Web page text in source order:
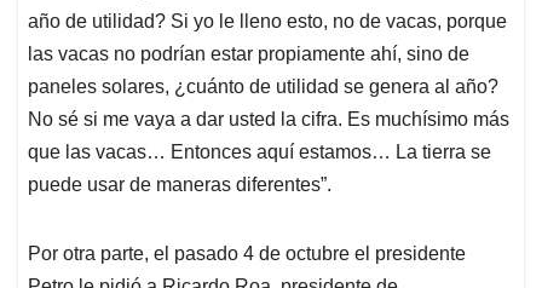
año de utilidad? Si yo le lleno esto, no de vacas, porque
las vacas no podrían estar propiamente ahí, sino de
paneles solares, ¿cuánto de utilidad se genera al año?
No sé si me vaya a dar usted la cifra. Es muchísimo más
que las vacas… Entonces aquí estamos… La tierra se
puede usar de maneras diferentes”.
Por otra parte, el pasado 4 de octubre el presidente